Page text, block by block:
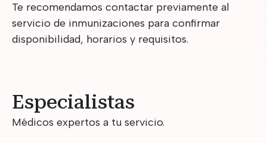
Te recomendamos contactar previamente al
servicio de inmunizaciones para confirmar
disponibilidad, horarios y requisitos.
Especialistas
Médicos expertos a tu servicio.